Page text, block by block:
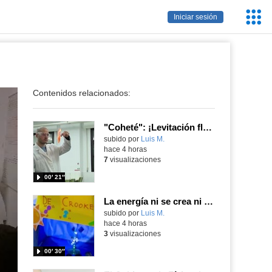
Iniciar sesión
Contenidos relacionados:
"Coheté": ¡Levitación flamígera!
Contenido educativo.
subido por Luis M.
00′ 21″
hace 4 horas
7visualizaciones
La energía ni se crea ni se destruye... ¡se experimenta! El Tierno en la Feria Madrid es Ciencia 2026
Contenido educativo.
subido por Luis M.
00′ 30″
hace 4 horas
3visualizaciones